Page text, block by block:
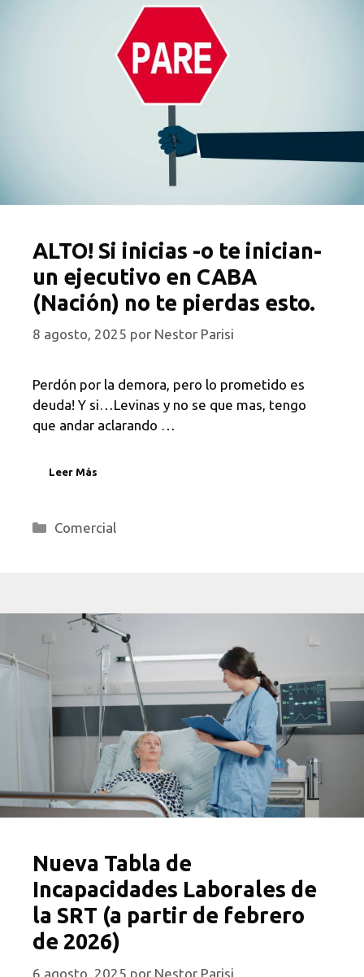
ALTO! Si inicias -o te inician-
un ejecutivo en CABA
(Nación) no te pierdas esto.
8 agosto, 2025 por Nestor Parisi
Perdón por la demora, pero lo prometido es
deuda! Y si…Levinas y no se que mas, tengo
que andar aclarando …
Leer Más
Categorías
Comercial
Nueva Tabla de
Incapacidades Laborales de
la SRT (a partir de febrero
de 2026)
6 agosto, 2025 por Nestor Parisi